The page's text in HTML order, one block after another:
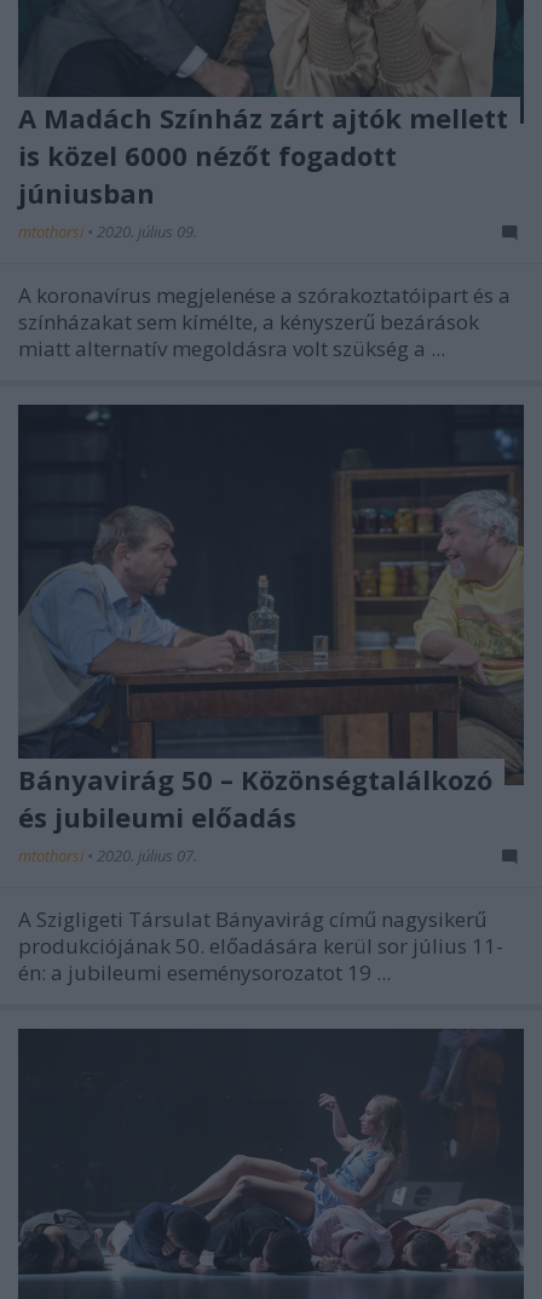
A Madách Színház zárt ajtók mellett
is közel 6000 nézőt fogadott
júniusban
mtothorsi • 2020. július 09.
A koronavírus megjelenése a szórakoztatóipart és a
színházakat sem kímélte, a kényszerű bezárások
miatt alternatív megoldásra volt szükség a ...
Bányavirág 50 – Közönségtalálkozó
és jubileumi előadás
mtothorsi • 2020. július 07.
A Szigligeti Társulat Bányavirág című nagysikerű
produkciójának 50. előadására kerül sor július 11-
én: a jubileumi eseménysorozatot 19 ...